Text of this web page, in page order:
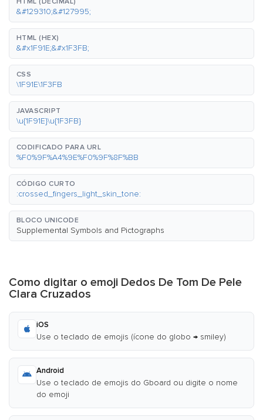
&#129310;&#127995;
HTML (HEX)
&#x1F91E;&#x1F3FB;
CSS
\1F91E\1F3FB
JAVASCRIPT
\u{1F91E}\u{1F3FB}
CODIFICADO PARA URL
%F0%9F%A4%9E%F0%9F%8F%BB
CÓDIGO CURTO
:crossed_fingers_light_skin_tone:
BLOCO UNICODE
Supplemental Symbols and Pictographs
Como digitar o emoji Dedos De Tom De Pele
Clara Cruzados
iOS
Use o teclado de emojis (ícone do globo → smiley)
Android
Use o teclado de emojis do Gboard ou digite o nome
do emoji